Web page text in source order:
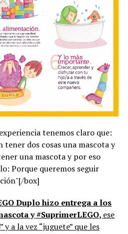
tenemos claro que:
dos cosas una mascota y
una mascota y por eso
Porque queremos seguir
box]
Duplo hizo entrega a los
y #SuprimerLEGO, ese
y a la vez “juguete” que les